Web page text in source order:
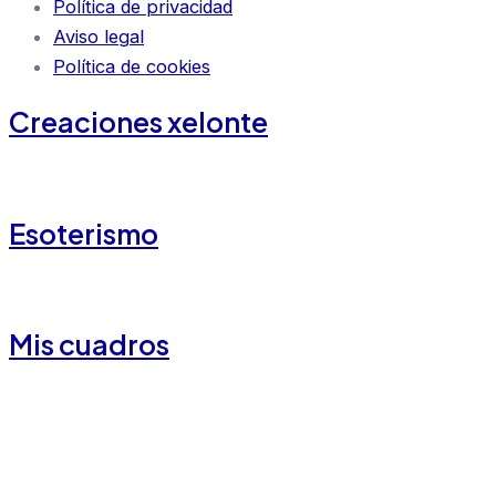
Política de privacidad
Aviso legal
Política de cookies
Creaciones xelonte
Esoterismo
Mis cuadros